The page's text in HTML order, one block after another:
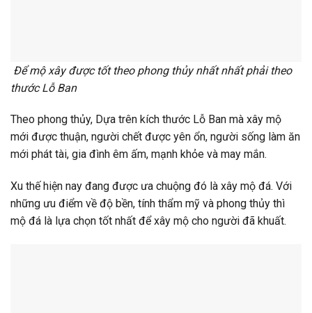
Để mộ xây được tốt theo phong thủy nhất nhất phải theo
thước Lỗ Ban
Theo phong thủy, Dựa trên kích thước Lỗ Ban mà xây mộ
mới được thuận, người chết được yên ổn, người sống làm ăn
mới phát tài, gia đình êm ấm, mạnh khỏe và may mắn.
Xu thế hiện nay đang được ưa chuộng đó là xây mộ đá. Với
những ưu điểm về độ bền, tính thẩm mỹ và phong thủy thì
mộ đá là lựa chọn tốt nhất để xây mộ cho người đã khuất.